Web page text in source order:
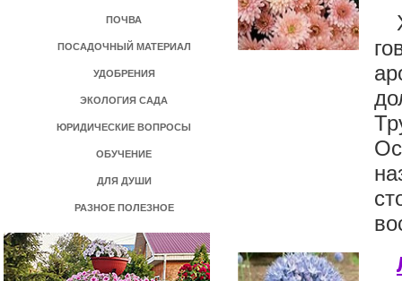
ПОЧВА
ПОСАДОЧНЫЙ МАТЕРИАЛ
УДОБРЕНИЯ
ЭКОЛОГИЯ САДА
ЮРИДИЧЕСКИЕ ВОПРОСЫ
ОБУЧЕНИЕ
ДЛЯ ДУШИ
РАЗНОЕ ПОЛЕЗНОЕ